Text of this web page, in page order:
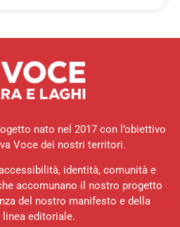
nato nel 2017 con l’obiettivo
Voce dei nostri territori.
identità, comunità e
accomunano il nostro progetto
del nostro manifesto e della
linea editoriale.